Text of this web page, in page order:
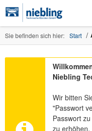
Sie befinden sich hier: Start
Niebling
Wir bitten
"Passwort
Passwort
zu erhöhen,